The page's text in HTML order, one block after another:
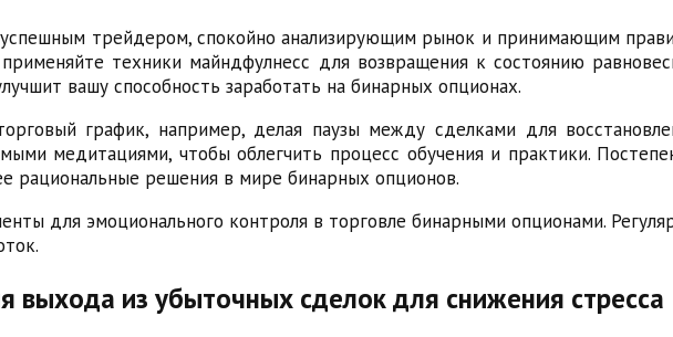
успешным трейдером, спокойно анализирующим рынок и принимающим
техники майндфулнесс для возвращения к состоянию
вашу способность заработать на бинарных опционах.
график, например, делая паузы между сделками для
медитациями, чтобы облегчить процесс обучения и практики.
рациональные решения в мире бинарных опционов.
для эмоционального контроля в торговле бинарными опционами.
выхода из убыточных сделок для снижения стресса